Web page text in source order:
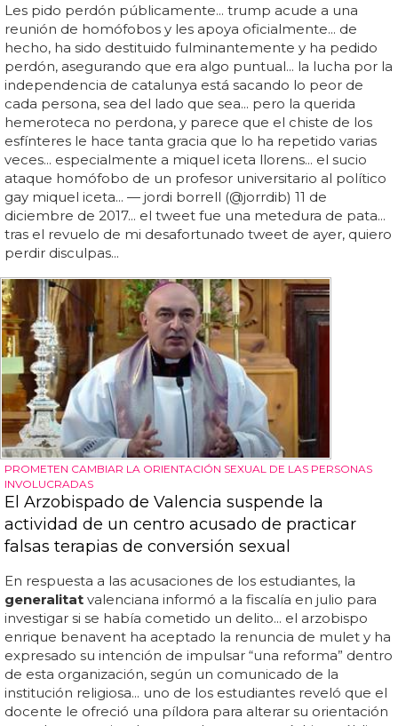
Les pido perdón públicamente... trump acude a una
reunión de homófobos y les apoya oficialmente... de
hecho, ha sido destituido fulminantemente y ha pedido
perdón, asegurando que era algo puntual... la lucha por la
independencia de catalunya está sacando lo peor de
cada persona, sea del lado que sea... pero la querida
hemeroteca no perdona, y parece que el chiste de los
esfínteres le hace tanta gracia que lo ha repetido varias
veces... especialmente a miquel iceta llorens... el sucio
ataque homófobo de un profesor universitario al político
gay miquel iceta... — jordi borrell (@jorrdib) 11 de
diciembre de 2017... el tweet fue una metedura de pata...
tras el revuelo de mi desafortunado tweet de ayer, quiero
perdir disculpas...
PROMETEN CAMBIAR LA ORIENTACIÓN SEXUAL DE LAS PERSONAS
INVOLUCRADAS
El Arzobispado de Valencia suspende la
actividad de un centro acusado de practicar
falsas terapias de conversión sexual
En respuesta a las acusaciones de los estudiantes, la
generalitat valenciana informó a la fiscalía en julio para
investigar si se había cometido un delito... el arzobispo
enrique benavent ha aceptado la renuncia de mulet y ha
expresado su intención de impulsar “una reforma” dentro
de esta organización, según un comunicado de la
institución religiosa... uno de los estudiantes reveló que el
docente le ofreció una píldora para alterar su orientación